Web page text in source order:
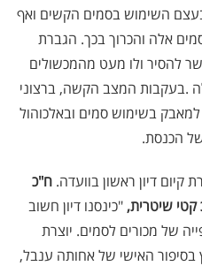
בעצם השימוש בסמים הקשים ואף
אלה והכרוך בכך. הגברת
להסיר ולו מעט מהמכשולים
.בעקבות המצב הקשה, ברצוני
למאבק בשימוש סמים ובאלכוהול
הכנסת.
דיון ראשון בוועדה. ח"כ
קטי שיטרית, "כינסנו דיון חשוב
של מכורים לסמים. יוצרת
בסיפור האישי של אחותה ענבל,